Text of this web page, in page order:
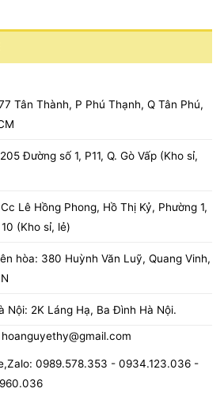
Tân Thành, P Phú Thạnh, Q Tân Phú,
Đường số 1, P11, Q. Gò Vấp (Kho sỉ,
Lê Hồng Phong, Hồ Thị Kỷ, Phường 1,
(Kho sỉ, lẻ)
hòa: 380 Huỳnh Văn Luỹ, Quang Vinh,
Nội: 2K Láng Hạ, Ba Đình Hà Nội.
hoanguyethy@gmail.com
0989.578.353 - 0934.123.036 -